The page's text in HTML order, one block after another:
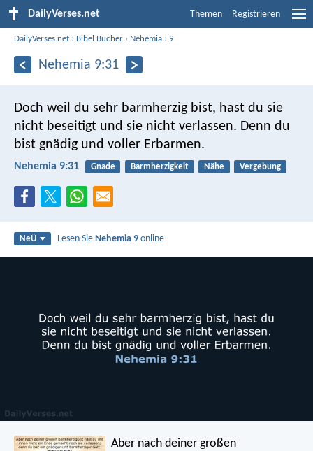
DailyVerses.net Themen Registrieren
DailyVerses.net › Bibel Bücher › Nehemia › 9
Nehemia 9:31
Doch weil du sehr barmherzig bist, hast du sie
nicht beseitigt und sie nicht verlassen. Denn du
bist gnädig und voller Erbarmen.
Nehemia 9:31 Gnade Barmherzigkeit Nähe Vergebung
NeÜ Lesen SieNehemia 9 online
Aber nach deiner großen